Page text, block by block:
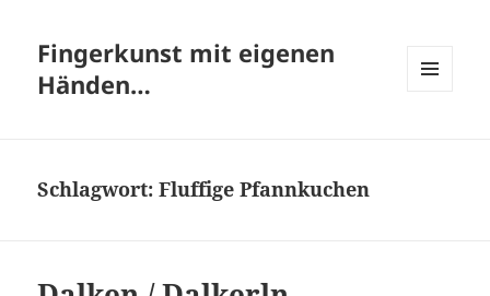
Fingerkunst mit eigenen
Händen…
Schlagwort:Fluffige Pfannkuchen